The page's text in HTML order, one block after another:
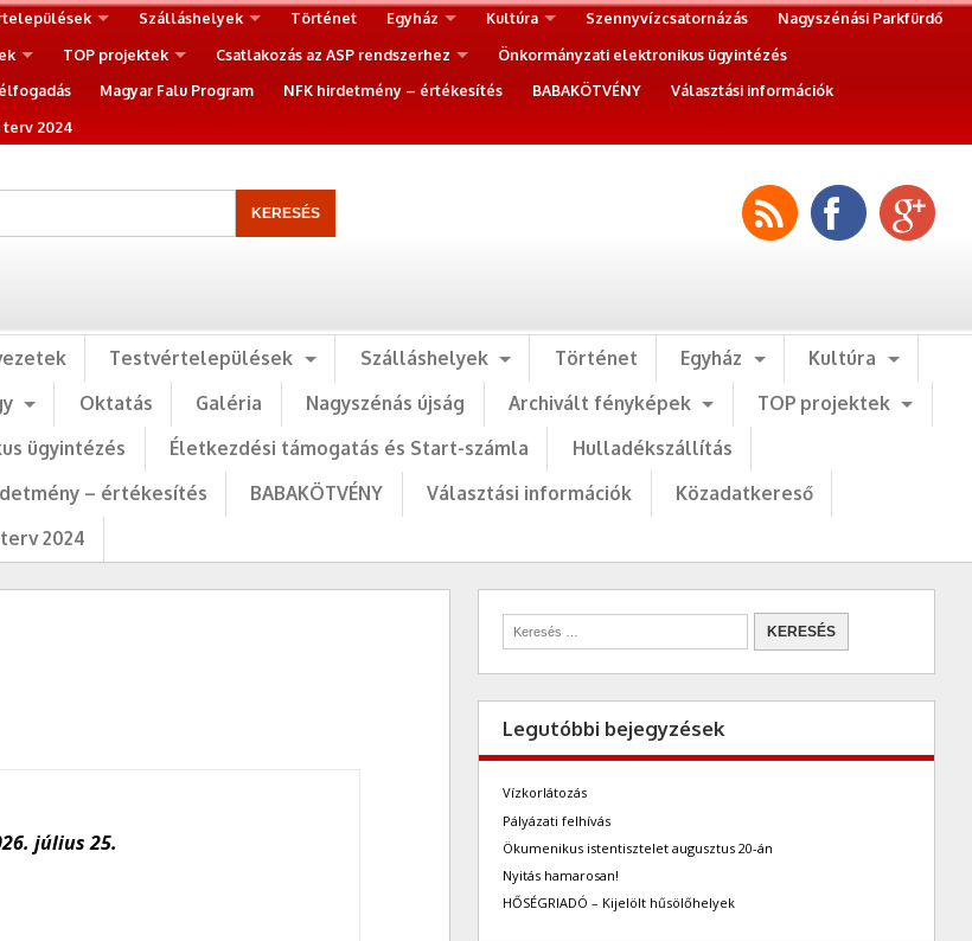
Szálláshelyek Történet Egyház Kultúra Szennyvízcsatornázás
Nagyszénási Parkfürdő
TOP projektek Csatlakozás az ASP rendszerhez
Önkormányzati elektronikus ügyintézés
Magyar Falu Program NFK hirdetmény – értékesítés BABAKÖTVÉNY
Választási információk
2024
Testvértelepülések Szálláshelyek Történet Egyház
Kultúra
Oktatás Galéria Nagyszénás újság Archivált fényképek
TOP projektek
ügyintézés Életkezdési támogatás és Start-számla
Hulladékszállítás
– értékesítés BABAKÖTVÉNY Választási információk
Közadatkereső
2024
július 25.
Legutóbbi bejegyzések
Vízkorlátozás
Pályázati felhívás
Ökumenikus istentisztelet augusztus 20-án
Nyitás hamarosan!
HŐSÉGRIADÓ – Kijelölt hűsölőhelyek